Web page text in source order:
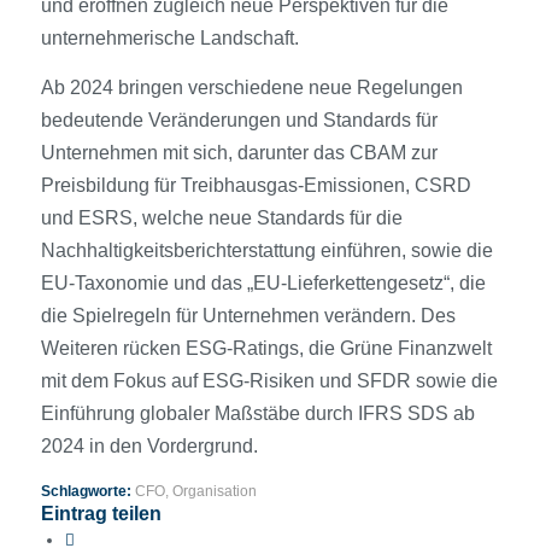
und eröffnen zugleich neue Perspektiven für die
unternehmerische Landschaft.
Ab 2024 bringen verschiedene neue Regelungen
bedeutende Veränderungen und Standards für
Unternehmen mit sich, darunter das CBAM zur
Preisbildung für Treibhausgas-Emissionen, CSRD
und ESRS, welche neue Standards für die
Nachhaltigkeitsberichterstattung einführen, sowie die
EU-Taxonomie und das „EU-Lieferkettengesetz“, die
die Spielregeln für Unternehmen verändern. Des
Weiteren rücken ESG-Ratings, die Grüne Finanzwelt
mit dem Fokus auf ESG-Risiken und SFDR sowie die
Einführung globaler Maßstäbe durch IFRS SDS ab
2024 in den Vordergrund.
Schlagworte: CFO, Organisation
Eintrag teilen